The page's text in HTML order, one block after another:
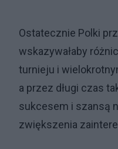
Ostatecznie Polki
wskazywałaby
turnieju i
a przez długi czas
sukcesem i szansą
zwiększenia